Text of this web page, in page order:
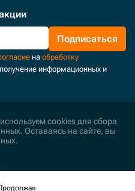
Подписаться
на обработку
информационных и
cookies для сбора
Оставаясь на сайте, вы
данных